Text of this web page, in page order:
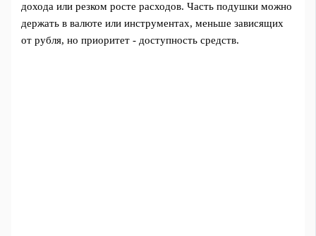
дохода или резком росте расходов. Часть подушки можно
держать в валюте или инструментах, меньше зависящих
от рубля, но приоритет - доступность средств.